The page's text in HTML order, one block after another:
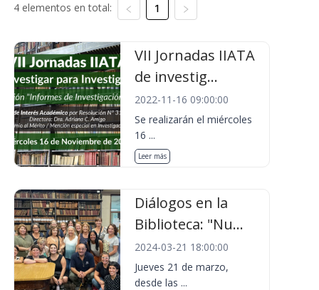
4 elementos en total: 1
VII Jornadas IIATA
de investig...
2022-11-16 09:00:00
Se realizarán el miércoles
16 ...
Leer más
Diálogos en la
Biblioteca: "Nu...
2024-03-21 18:00:00
Jueves 21 de marzo,
desde las ...